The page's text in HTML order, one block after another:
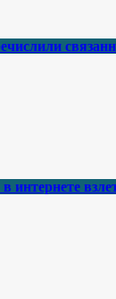
интернете